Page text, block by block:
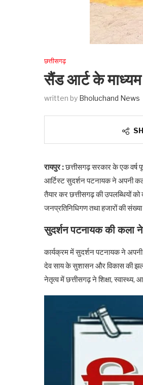
छत्तीसगढ़
सैंड आर्ट के
written by Bholuchand News
रायपुर :छत्तीसगढ़ सरकार के एक वर्ष
आर्टिस्ट सुदर्शन पटनायक ने अपनी
तैयार कर छत्तीसगढ़ की उपलब्धियों
जनप्रतिनिधिगण तथा हजारों की
सुदर्शन पटनायक की कला ने
कार्यक्रम में सुदर्शन पटनायक ने
देव साय के सुशासन और विकास की
नेतृत्व में छत्तीसगढ़ ने शिक्षा,